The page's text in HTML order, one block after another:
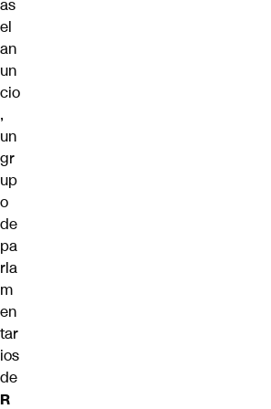
as
el
an
un
cio
,
un
gr
up
o
de
pa
rla
m
en
tar
ios
de
R